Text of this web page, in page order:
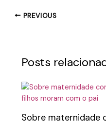
PREVIOUS
Posts
Sobre maternidade